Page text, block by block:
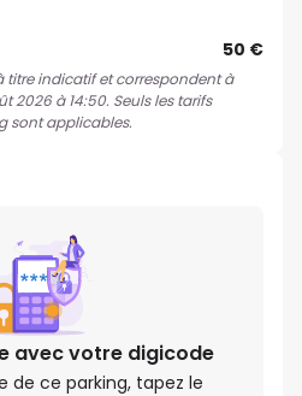
50 €
titre indicatif et correspondent à
2026 à 14:50. Seuls les tarifs
sont applicables.
avec votre digicode
de ce parking, tapez le